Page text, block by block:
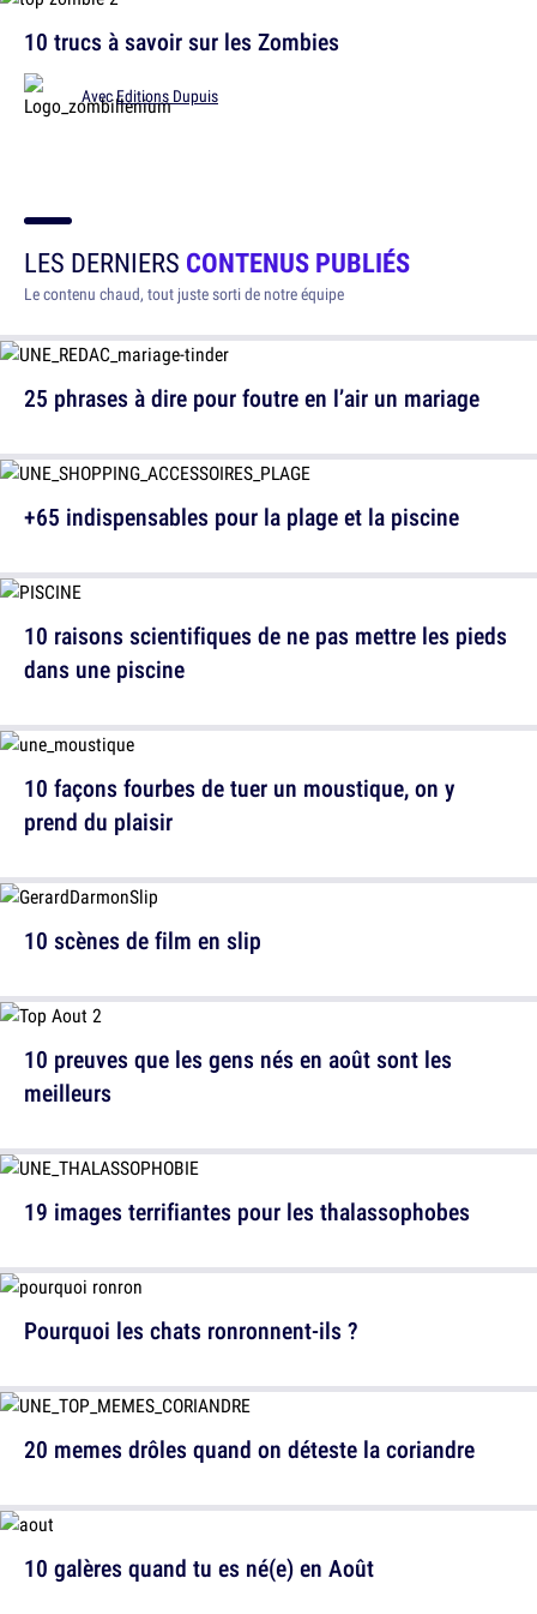
10 trucs à savoir sur les Zombies
AvecEditions Dupuis
LES DERNIERS CONTENUS PUBLIÉS
Le contenu chaud, tout juste sorti de notre équipe
25 phrases à dire pour foutre en l’air un mariage
10 raisons scientifiques de ne pas mettre les pieds
dans une piscine
10 scènes de film en slip
19 images terrifiantes pour les thalassophobes
20 memes drôles quand on déteste la coriandre
+65 indispensables pour la plage et la piscine
10 façons fourbes de tuer un moustique, on y
prend du plaisir
10 preuves que les gens nés en août sont les
meilleurs
Pourquoi les chats ronronnent-ils ?
10 galères quand tu es né(e) en Août